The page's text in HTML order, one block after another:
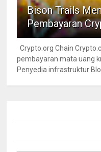
Bison Trails
Pembayaran
Crypto.org Chain
pembayaran mata uang
Penyedia infrastruktur